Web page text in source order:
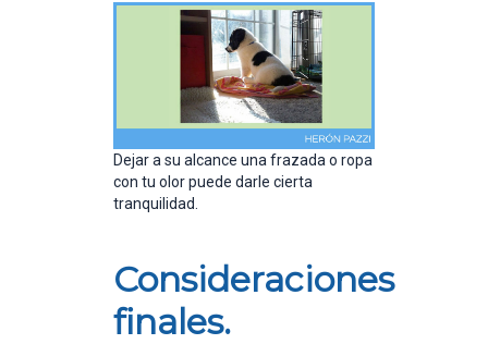
Dejar a su alcance una frazada o ropa
con tu olor puede darle cierta
tranquilidad.
Consideraciones
finales.